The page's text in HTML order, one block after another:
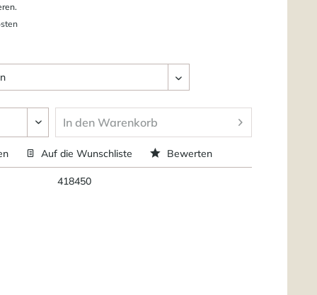
In den Warenkorb
Auf die Wunschliste Bewerten
418450